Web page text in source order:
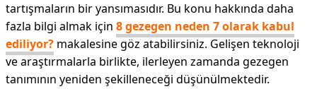
tartışmaların bir yansımasıdır. Bu konu hakkında daha
fazla bilgi almak için 8 gezegen neden 7 olarak kabul
ediliyor? makalesine göz atabilirsiniz. Gelişen teknoloji
ve araştırmalarla birlikte, ilerleyen zamanda gezegen
tanımının yeniden şekilleneceği düşünülmektedir.